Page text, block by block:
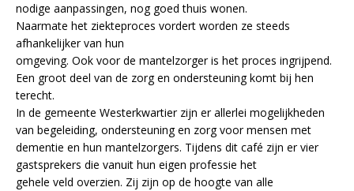
nodige aanpassingen, nog goed thuis wonen.
Naarmate het ziekteproces vordert worden ze steeds
afhankelijker van hun
omgeving. Ook voor de mantelzorger is het proces ingrijpend.
Een groot deel van de zorg en ondersteuning komt bij hen
terecht.
In de gemeente Westerkwartier zijn er allerlei mogelijkheden
van begeleiding, ondersteuning en zorg voor mensen met
dementie en hun mantelzorgers. Tijdens dit café zijn er vier
gastsprekers die vanuit hun eigen professie het
gehele veld overzien. Zij zijn op de hoogte van alle